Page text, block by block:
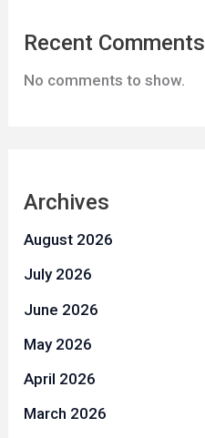
Recent Comments
No comments to show.
Archives
August 2026
July 2026
June 2026
May 2026
April 2026
March 2026